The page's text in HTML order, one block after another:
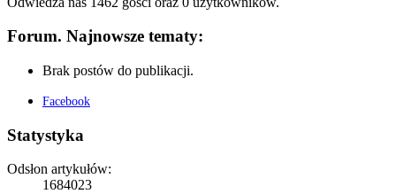
Forum. Najnowsze tematy:
Brak postów do publikacji.
Facebook
Statystyka
Odsłon artykułów:
1684023